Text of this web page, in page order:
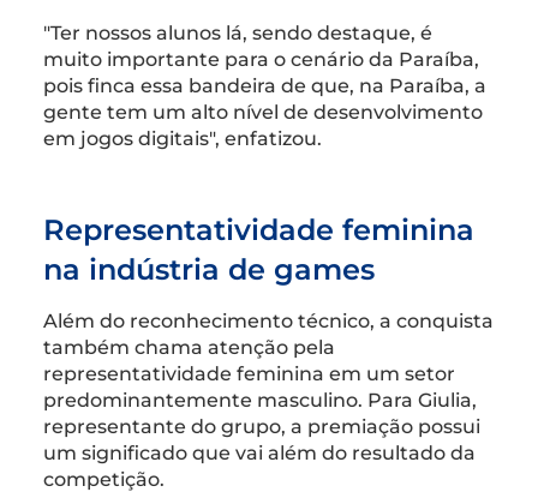
"Ter nossos alunos lá, sendo destaque, é
muito importante para o cenário da Paraíba,
pois finca essa bandeira de que, na Paraíba, a
gente tem um alto nível de desenvolvimento
em jogos digitais", enfatizou.
Representatividade feminina
na indústria de games
Além do reconhecimento técnico, a conquista
também chama atenção pela
representatividade feminina em um setor
predominantemente masculino. Para Giulia,
representante do grupo, a premiação possui
um significado que vai além do resultado da
competição.